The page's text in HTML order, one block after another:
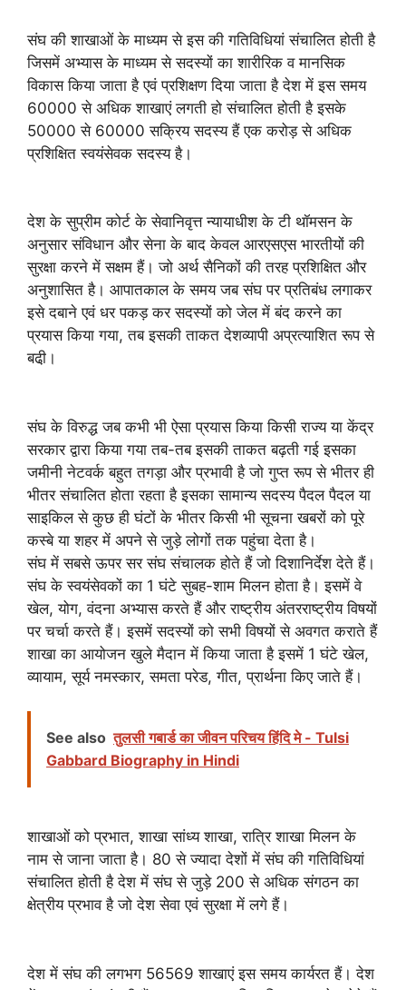
संघ की शाखाओं के माध्यम से इस की गतिविधियां संचालित होती है
जिसमें अभ्यास के माध्यम से सदस्यों का शारीरिक व मानसिक
विकास किया जाता है एवं प्रशिक्षण दिया जाता है देश में इस समय
60000 से अधिक शाखाएं लगती हो संचालित होती है इसके
50000 से 60000 सक्रिय सदस्य हैं एक करोड़ से अधिक
प्रशिक्षित स्वयंसेवक सदस्य है।
देश के सुप्रीम कोर्ट के सेवानिवृत्त न्यायाधीश के टी थॉमसन के
अनुसार संविधान और सेना के बाद केवल आरएसएस भारतीयों की
सुरक्षा करने में सक्षम हैं। जो अर्थ सैनिकों की तरह प्रशिक्षित और
अनुशासित है। आपातकाल के समय जब संघ पर प्रतिबंध लगाकर
इसे दबाने एवं धर पकड़ कर सदस्यों को जेल में बंद करने का
प्रयास किया गया, तब इसकी ताकत देशव्यापी अप्रत्याशित रूप से
बढी़।
संघ के विरुद्ध जब कभी भी ऐसा प्रयास किया किसी राज्य या केंद्र
सरकार द्वारा किया गया तब-तब इसकी ताकत बढ़ती गई इसका
जमीनी नेटवर्क बहुत तगड़ा और प्रभावी है जो गुप्त रूप से भीतर ही
भीतर संचालित होता रहता है इसका सामान्य सदस्य पैदल पैदल या
साइकिल से कुछ ही घंटों के भीतर किसी भी सूचना खबरों को पूरे
कस्बे या शहर में अपने से जुड़े लोगों तक पहुंचा देता है।
संघ में सबसे ऊपर सर संघ संचालक होते हैं जो दिशानिर्देश देते हैं।
संघ के स्वयंसेवकों का 1 घंटे सुबह-शाम मिलन होता है। इसमें वे
खेल, योग, वंदना अभ्यास करते हैं और राष्ट्रीय अंतरराष्ट्रीय विषयों
पर चर्चा करते हैं। इसमें सदस्यों को सभी विषयों से अवगत कराते हैं
शाखा का आयोजन खुले मैदान में किया जाता है इसमें 1 घंटे खेल,
व्यायाम, सूर्य नमस्कार, समता परेड, गीत, प्रार्थना किए जाते हैं।
See also तुलसी गबार्ड का जीवन परिचय हिंदि मे - Tulsi
Gabbard Biography in Hindi
शाखाओं को प्रभात, शाखा सांध्य शाखा, रात्रि शाखा मिलन के
नाम से जाना जाता है। 80 से ज्यादा देशों में संघ की गतिविधियां
संचालित होती है देश में संघ से जुड़े 200 से अधिक संगठन का
क्षेत्रीय प्रभाव है जो देश सेवा एवं सुरक्षा में लगे हैं।
देश में संघ की लगभग 56569 शाखाएं इस समय कार्यरत हैं। देश